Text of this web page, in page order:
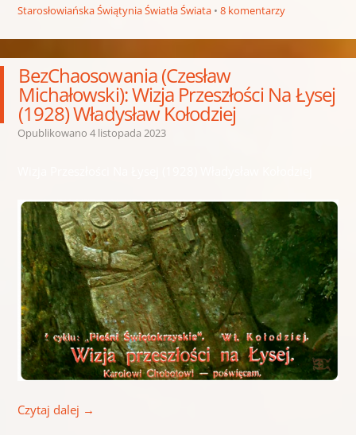
Starosłowiańska Świątynia Światła Świata
8 komentarzy
BezChaosowania (Czesław
Michałowski): Wizja Przeszłości Na Łysej
(1928) Władysław Kołodziej
Opublikowano 4 listopada 2023
Czytaj dalej →